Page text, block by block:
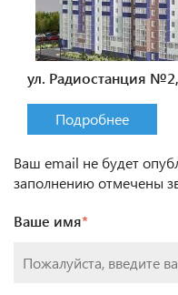
ул. Радиостанция
Подробнее
Ваш email не будет
заполнению отмечены
Ваше имя*